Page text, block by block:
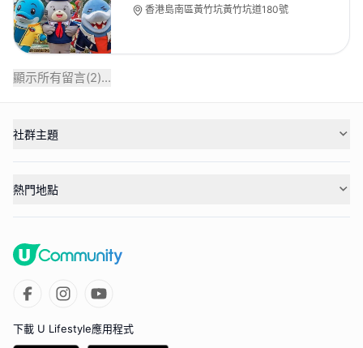
香港島南區黃竹坑黃竹坑道180號
顯示所有留言(2)...
社群主題
熱門地點
下載 U Lifestyle應用程式